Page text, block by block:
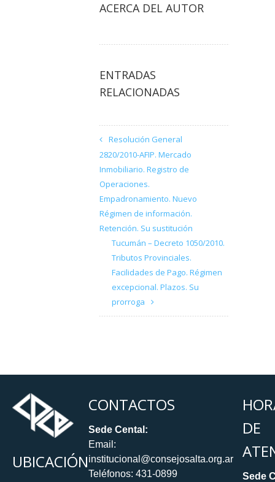
ACERCA DEL AUTOR
ENTRADAS
RELACIONADAS
Resolución General
2820/2010-AFIP. Mercado
Inmobiliario. Registro de
Operaciones.
Empadronamiento. Nuevo
Régimen de información.
Retención. Su sustitución
Tucumán – Decreto 1050/2010.
Tributos Provinciales.
Facilidades de Pago. Régimen
excepcional. Plazos. Su
prorroga
UBICACIÓN
CONTACTOS
Sede Cental:
Email:
institucional@consejosalta.org.ar
Teléfonos: 431-0899
DE
Sede